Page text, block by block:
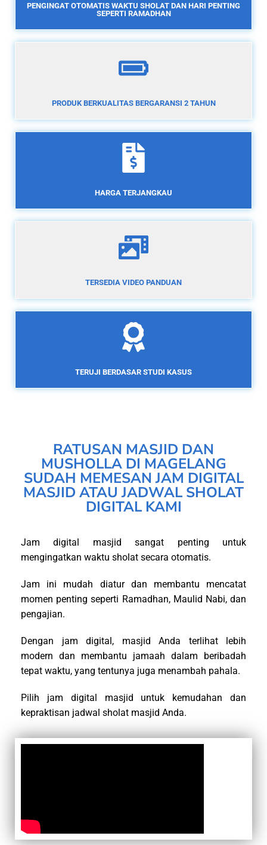
PENGINGAT OTOMATIS WAKTU SHOLAT DAN HARI PENTING
SEPERTI RAMADHAN
PRODUK BERKUALITAS BERGARANSI 2 TAHUN
HARGA TERJANGKAU
TERSEDIA VIDEO PANDUAN
TERUJI BERDASAR STUDI KASUS
RATUSAN MASJID DAN
MUSHOLLA DI MAGELANG
SUDAH MEMESAN JAM DIGITAL
MASJID ATAU JADWAL SHOLAT
DIGITAL KAMI
Jam digital masjid sangat penting untuk
mengingatkan waktu sholat secara otomatis.
Jam ini mudah diatur dan membantu mencatat
momen penting seperti Ramadhan, Maulid Nabi, dan
pengajian.
Dengan jam digital, masjid Anda terlihat lebih
modern dan membantu jamaah dalam beribadah
tepat waktu, yang tentunya juga menambah pahala.
Pilih jam digital masjid untuk kemudahan dan
kepraktisan jadwal sholat masjid Anda.